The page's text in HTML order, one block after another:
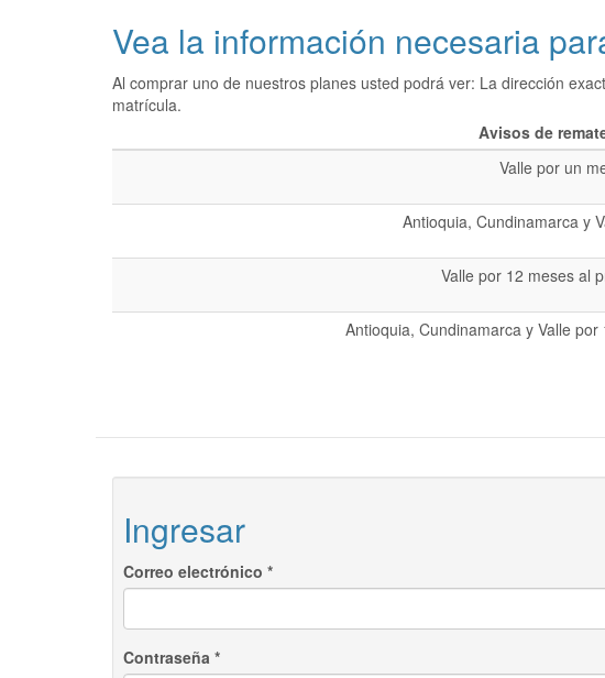
Vea la información necesaria
Al comprar uno de nuestros planes usted podrá ver: La dirección
matrícula.
Avisos de
Valle por un
Antioquia, Cundinamarca y
Valle por 12 meses al
Antioquia, Cundinamarca y Valle
Ingresar
Correo electrónico *
Contraseña *